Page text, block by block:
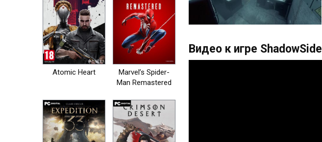
Atomic Heart
Marvel’s Spider-
Man Remastered
Видео к игре ShadowSide